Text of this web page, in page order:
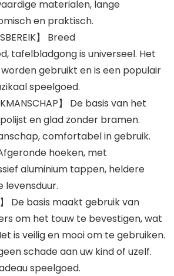
materialen, lange
en praktisch.
】 Breed
tafelbladgong is universeel. Het
gebruikt en is een populair
speelgoed.
】 De basis van het
en glad zonder bramen.
comfortabel in gebruik.
Afgeronde hoeken, met
aluminium tappen, heldere
levensduur.
】 De basis maakt gebruik van
om het touw te bevestigen, wat
is veilig en mooi om te gebruiken.
schade aan uw kind of uzelf.
speelgoed.